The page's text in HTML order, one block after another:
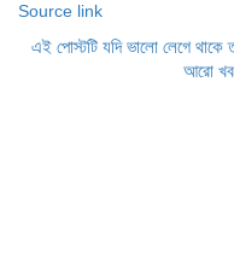
Source link
এই পোস্টটি যদি ভালো লেগে
আরো